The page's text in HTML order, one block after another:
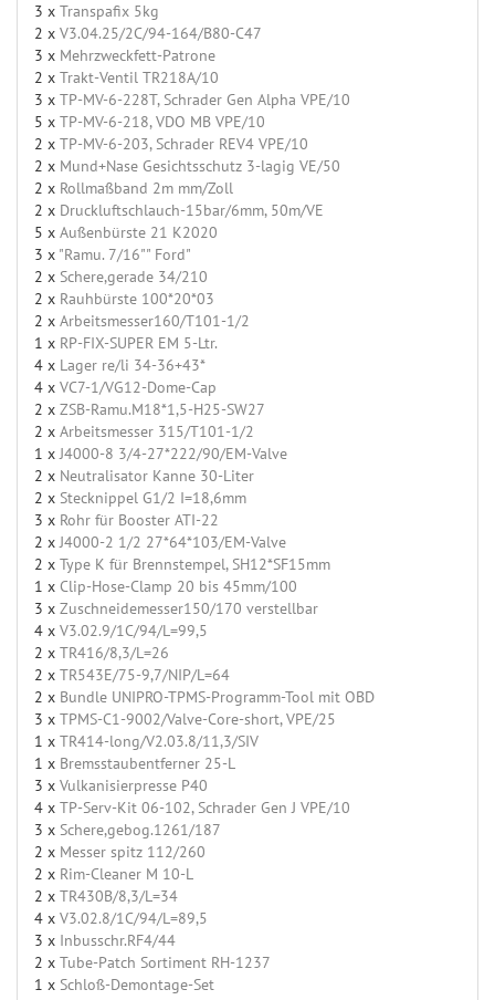
3 x Transpafix 5kg
2 x V3.04.25/2C/94-164/B80-C47
3 x Mehrzweckfett-Patrone
2 x Trakt-Ventil TR218A/10
3 x TP-MV-6-228T, Schrader Gen Alpha VPE/10
5 x TP-MV-6-218, VDO MB VPE/10
2 x TP-MV-6-203, Schrader REV4 VPE/10
2 x Mund+Nase Gesichtsschutz 3-lagig VE/50
2 x Rollmaßband 2m mm/Zoll
2 x Druckluftschlauch-15bar/6mm, 50m/VE
5 x Außenbürste 21 K2020
3 x "Ramu. 7/16"" Ford"
2 x Schere,gerade 34/210
2 x Rauhbürste 100*20*03
2 x Arbeitsmesser160/T101-1/2
1 x RP-FIX-SUPER EM 5-Ltr.
4 x Lager re/li 34-36+43*
4 x VC7-1/VG12-Dome-Cap
2 x ZSB-Ramu.M18*1,5-H25-SW27
2 x Arbeitsmesser 315/T101-1/2
1 xJ4000-8 3/4-27*222/90/EM-Valve
2 x Neutralisator Kanne 30-Liter
2 x Stecknippel G1/2 I=18,6mm
3 x Rohr für Booster ATI-22
2 xJ4000-2 1/2 27*64*103/EM-Valve
2 x Type K für Brennstempel, SH12*SF15mm
1 x Clip-Hose-Clamp 20 bis 45mm/100
3 x Zuschneidemesser150/170 verstellbar
4 x V3.02.9/1C/94/L=99,5
2 x TR416/8,3/L=26
2 x TR543E/75-9,7/NIP/L=64
2 x Bundle UNIPRO-TPMS-Programm-Tool mit OBD
3 x TPMS-C1-9002/Valve-Core-short, VPE/25
1 x TR414-long/V2.03.8/11,3/SIV
1 x Bremsstaubentferner 25-L
3 x Vulkanisierpresse P40
4 x TP-Serv-Kit 06-102, Schrader Gen J VPE/10
3 x Schere,gebog.1261/187
2 x Messer spitz 112/260
2 x Rim-Cleaner M 10-L
2 x TR430B/8,3/L=34
4 x V3.02.8/1C/94/L=89,5
3 x Inbusschr.RF4/44
2 x Tube-Patch Sortiment RH-1237
1 x Schloß-Demontage-Set